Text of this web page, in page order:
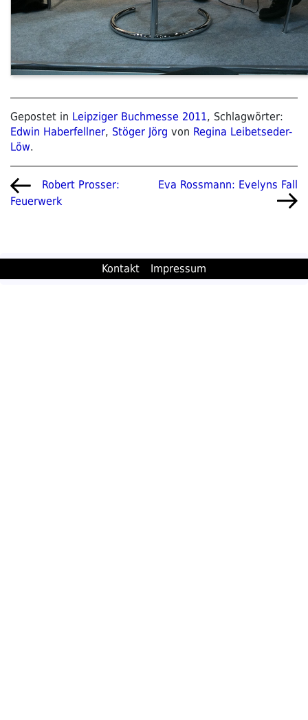
Gepostet in Leipziger Buchmesse 2011, Schlagwörter:
Edwin Haberfellner, Stöger Jörg von Regina Leibetseder-
Löw.
Beitragsnavigation
Vorheriger
Beitrag
Robert Prosser:
Feuerwerk
Nächster
Eva Rossmann: Evelyns Fall
Kontakt Impressum